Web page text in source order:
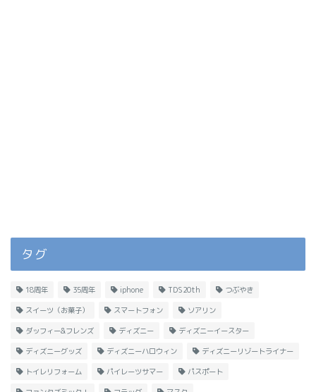
タグ
18周年 35周年 iphone TDS20th つぶやき
スイーツ（お菓子） スマートフォン ソアリン
ダッフィー&フレンズ ディズニー ディズニーイースター
ディズニーグッズ ディズニーハロウィン ディズニーリゾートライナー
トイレリフォーム パイレーツサマー パスポート